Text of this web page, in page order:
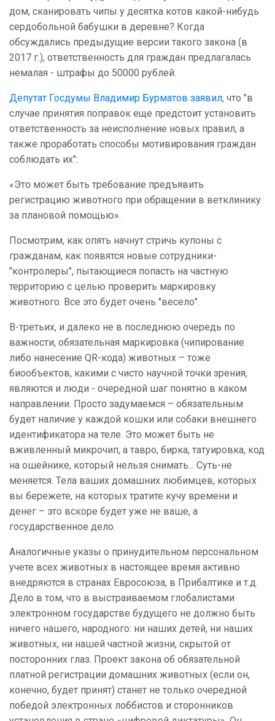
дом, сканировать чипы у десятка котов какой-нибудь
сердобольной бабушки в деревне? Когда
обсуждались предыдущие версии такого закона (в
2017 г.), ответственность для граждан предлагалась
немалая - штрафы до 50000 рублей.
Депутат Госдумы Владимир Бурматов заявил, что "в
случае принятия поправок еще предстоит установить
ответственность за неисполнение новых правил, а
также проработать способы мотивирования граждан
соблюдать их":
«Это может быть требование предъявить
регистрацию животного при обращении в ветклинику
за плановой помощью».
Посмотрим, как опять начнут стричь купоны с
гражданам, как появятся новые сотрудники-
"контролеры", пытающиеся попасть на частную
территорию с целью проверить маркировку
животного. Все это будет очень "весело".
В-третьих, и далеко не в последнюю очередь по
важности, обязательная маркировка (чипирование
либо нанесение QR-кода) животных – тоже
биообъектов, какими с чисто научной точки зрения,
являются и люди - очередной шаг понятно в каком
направлении. Просто задумаемся – обязательным
будет наличие у каждой кошки или собаки внешнего
идентификатора на теле. Это может быть не
вживленный микрочип, а тавро, бирка, татуировка, код
на ошейнике, который нельзя снимать... Суть-не
меняется. Тела ваших домашних любимцев, которых
вы бережете, на которых тратите кучу времени и
денег – это вскоре будет уже не ваше, а
государственное дело.
Аналогичные указы о принудительном персональном
учете всех животных в настоящее время активно
внедряются в странах Евросоюза, в Прибалтике и т.д.
Дело в том, что в выстраиваемом глобалистами
электронном государстве будущего не должно быть
ничего нашего, народного: ни наших детей, ни наших
животных, ни нашей частной жизни, скрытой от
посторонних глаз. Проект закона об обязательной
платной регистрации домашних животных (если он,
конечно, будет принят) станет не только очередной
победой электронных лоббистов и сторонников